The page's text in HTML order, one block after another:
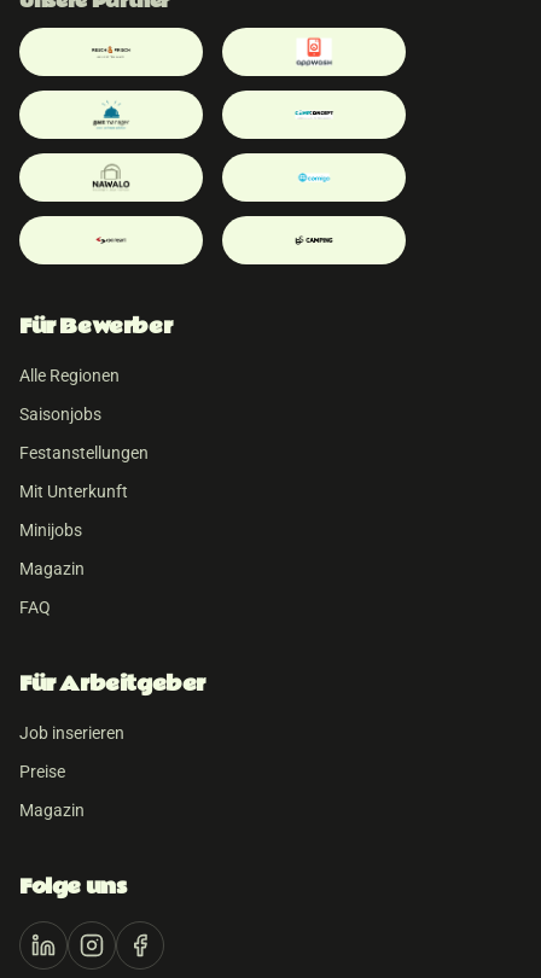
Für Bewerber
Alle Regionen
Saisonjobs
Festanstellungen
Mit Unterkunft
Minijobs
Magazin
FAQ
Für Arbeitgeber
Job inserieren
Preise
Magazin
Folge uns